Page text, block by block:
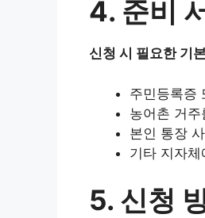
4. 준비
신청 시 필요한 기
주민등록증
농어촌 거
본인 통장
기타 지자
5. 신청